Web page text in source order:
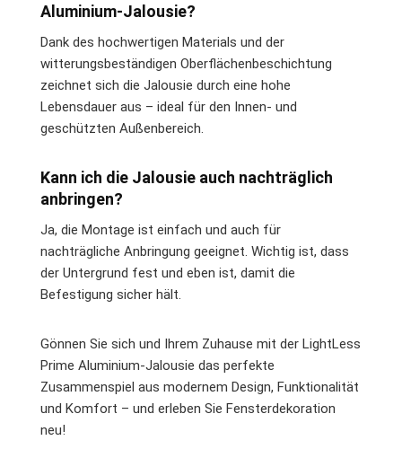
Aluminium-Jalousie?
Dank des hochwertigen Materials und der
witterungsbeständigen Oberflächenbeschichtung
zeichnet sich die Jalousie durch eine hohe
Lebensdauer aus – ideal für den Innen- und
geschützten Außenbereich.
Kann ich die Jalousie auch nachträglich
anbringen?
Ja, die Montage ist einfach und auch für
nachträgliche Anbringung geeignet. Wichtig ist, dass
der Untergrund fest und eben ist, damit die
Befestigung sicher hält.
Gönnen Sie sich und Ihrem Zuhause mit der LightLess
Prime Aluminium-Jalousie das perfekte
Zusammenspiel aus modernem Design, Funktionalität
und Komfort – und erleben Sie Fensterdekoration
neu!